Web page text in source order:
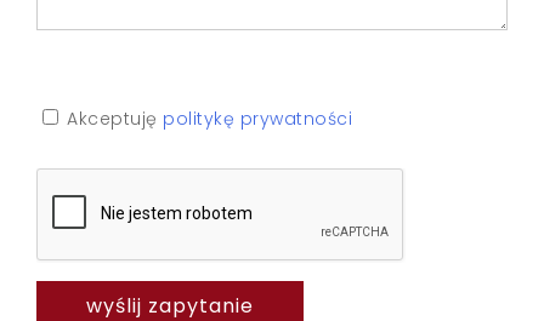
Akceptuję politykę prywatności